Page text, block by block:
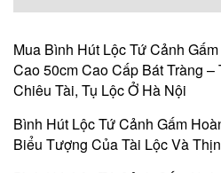
Mua Bình Hút Lộc Tứ Cảnh
Cao 50cm Cao Cấp Bát Tràng
Chiêu Tài, Tụ Lộc Ở Hà Nội
Bình Hút Lộc Tứ Cảnh Gấm
Biểu Tượng Của Tài Lộc Và